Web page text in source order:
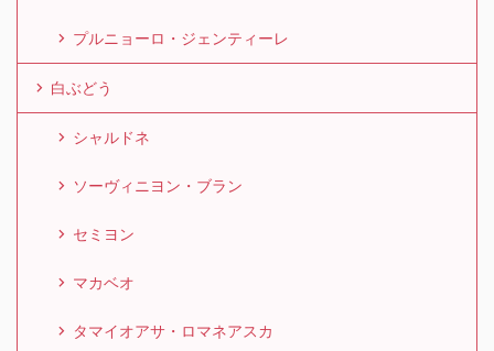
プルニョーロ・ジェンティーレ
白ぶどう
シャルドネ
ソーヴィニヨン・ブラン
セミヨン
マカベオ
タマイオアサ・ロマネアスカ